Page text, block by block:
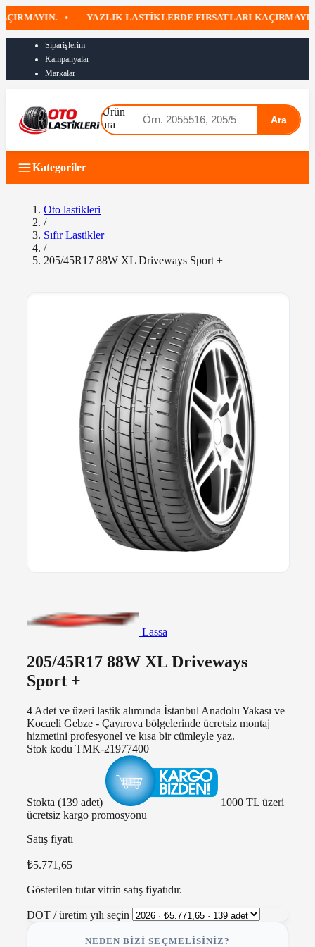
• YAZLIK LASTIKLERDE FIRSATLARI KAÇIRMAYIN •
Siparişlerim
Kampanyalar
Markalar
Ürün
ara
Ara
Kategoriler
Oto lastikleri
/
Sıfır Lastikler
/
205/45R17 88W XL Driveways Sport +
Lassa
205/45R17 88W XL Driveways
Sport +
4 Adet ve üzeri lastik alımında İstanbul Anadolu Yakası ve
Kocaeli Gebze - Çayırova bölgelerinde ücretsiz montaj
hizmetini profesyonel ve kısa bir cümleyle yaz.
Stok kodu TMK-21977400
Stokta (139 adet)
1000 TL üzeri
ücretsiz kargo promosyonu
Satış fiyatı
₺5.771,65
Gösterilen tutar vitrin satış fiyatıdır.
DOT / üretim yılı seçin
NEDEN BIZI SEÇMELISINIZ?